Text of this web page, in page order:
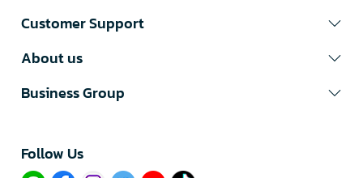
Customer Support
About us
Business Group
Follow Us​